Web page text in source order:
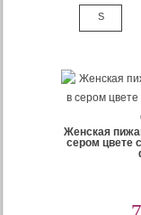
S
Женская
сером цвете